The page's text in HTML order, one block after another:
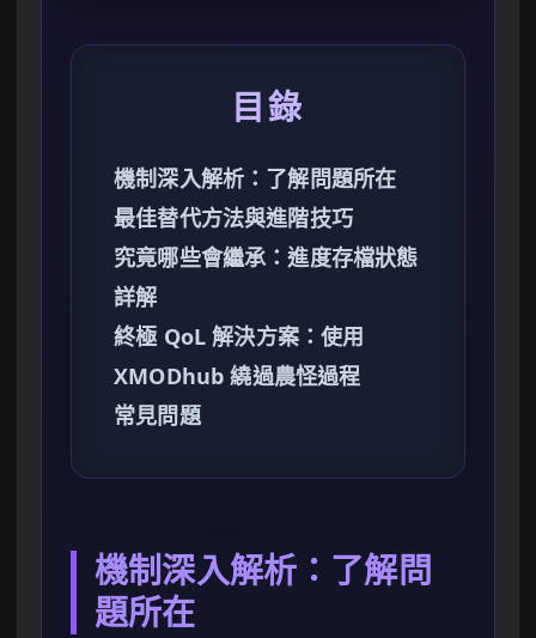
目錄
機制深入解析：了解問題所在
最佳替代方法與進階技巧
究竟哪些會繼承：進度存檔狀態
詳解
終極 QoL 解決方案：使用
XMODhub 繞過農怪過程
常見問題
機制深入解析：了解問
題所在